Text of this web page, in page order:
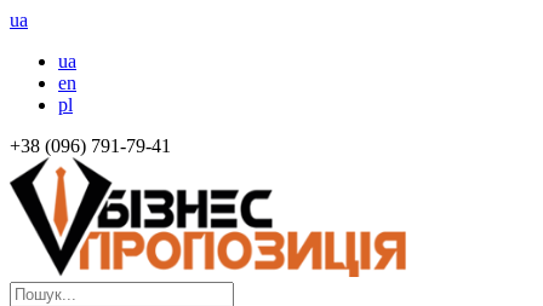
ua
ua
en
pl
+38 (096) 791-79-41